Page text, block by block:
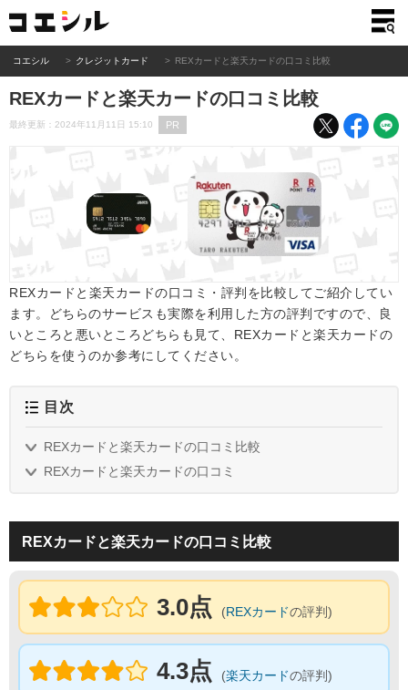
コエシル クレジットカード REXカードと楽天カードの口コミ比較
REXカードと楽天カードの口コミ比較
最終更新：2024年11月11日 15:10 PR
REXカードと楽天カードの口コミ・評判を比較してご紹介してい
ます。どちらのサービスも実際を利用した方の評判ですので、良
いところと悪いところどちらも見て、REXカードと楽天カードの
どちらを使うのか参考にしてください。
目次
REXカードと楽天カードの口コミ比較
REXカードと楽天カードの口コミ
REXカードと楽天カードの口コミ比較
3.0点 (REXカードの評判)
4.3点 (楽天カードの評判)